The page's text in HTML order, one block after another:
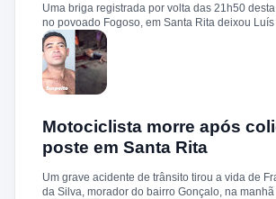
Uma briga registrada por volta das 21h50
no povoado Fogoso, em Santa Rita deixou
Alves gravemente ferido. Segundo informações,
Benedito Alves dos Santos estavam ingerindo
quando teve início uma discussão. Durante a
quebrou uma garrafa e desferiu vários golpes
Luís Carlos foi socorrido e, devido à gravidade
localizado em sua residência, preso e
de Rosário para os procedimentos legais.
Motociclista morre após
poste em Santa Rita
Um grave acidente de trânsito tirou a vida de
da Silva, morador do bairro Gonçalo, na manhã